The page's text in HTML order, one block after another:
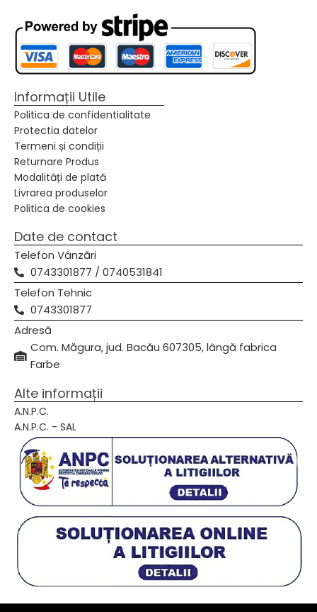
Informații Utile
Politica de confidentialitate
Protectia datelor
Termeni și condiții
Returnare Produs
Modalități de plată
Livrarea produselor
Politica de cookies
Date de contact
Telefon Vânzări
0743301877 / 0740531841
Telefon Tehnic
0743301877
Adresă
Com. Măgura, jud. Bacău 607305, lângă fabrica
Farbe
Alte informații
A.N.P.C.
A.N.P.C. - SAL